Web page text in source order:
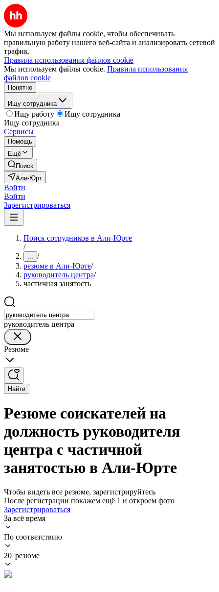
Мы используем файлы cookie, чтобы обеспечивать
правильную работу нашего веб-сайта и анализировать сетевой
трафик.
Правила использования файлов cookie
Мы используем файлы cookie. Правила использования
файлов cookie
Понятно
Ищу сотрудника
Ищу работу
Ищу сотрудника
Ищу сотрудника
Сервисы
Помощь
Ещё
Поиск
Али-Юрт
Войти
Войти
Зарегистрироваться
Поиск сотрудников в Али-Юрте
/
... /
резюме в Али-Юрте/
руководитель центра/
частичная занятость
руководитель центра
Резюме
Найти
Резюме соискателей на
должность руководителя
центра с частичной
занятостью в Али-Юрте
Чтобы видеть все резюме, зарегистрируйтесь
После регистрации покажем ещё 1 и откроем фото
Зарегистрироваться
За всё время
По соответствию
20 резюме